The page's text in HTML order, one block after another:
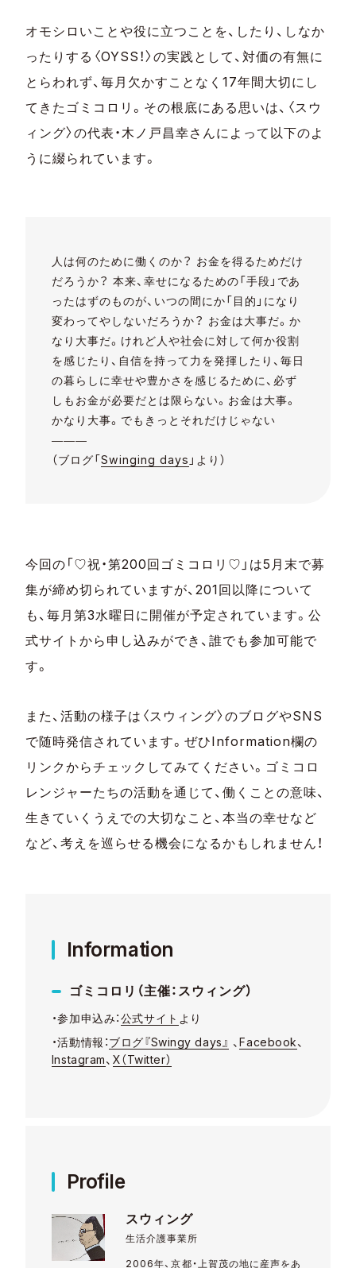
オモシロいことや役に立つことを、したり、しなか
ったりする〈OYSS！〉の実践として、対価の有無に
とらわれず、毎月欠かすことなく17年間大切にし
てきたゴミコロリ。その根底にある思いは、〈スウ
ィング〉の代表・木ノ戸昌幸さんによって以下のよ
うに綴られています。
人は何のために働くのか？ お金を得るためだけ
だろうか？ 本来、幸せになるための「手段」であ
ったはずのものが、いつの間にか「目的」になり
変わってやしないだろうか？ お金は大事だ。か
なり大事だ。けれど人や社会に対して何か役割
を感じたり、自信を持って力を発揮したり、毎日
の暮らしに幸せや豊かさを感じるために、必ず
しもお金が必要だとは限らない。お金は大事。
かなり大事。でもきっとそれだけじゃない
―――
（ブログ「Swinging days 」より）
今回の「♡祝・第200回ゴミコロリ♡」は5月末で募
集が締め切られていますが、201回以降について
も、毎月第3水曜日に開催が予定されています。公
式サイトから申し込みができ、誰でも参加可能で
す。
また、活動の様子は〈スウィング〉のブログやSNS
で随時発信されています。ぜひInformation欄の
リンクからチェックしてみてください。ゴミコロ
レンジャーたちの活動を通じて、働くことの意味、
生きていくうえでの大切なこと、本当の幸せなど
など、考えを巡らせる機会になるかもしれません！
Information
ゴミコロリ（主催：スウィング）
・参加申込み：公式サイト より
・活動情報：ブログ『Swingy days』 、Facebook、
Instagram、 X（Twitter）
Profile
スウィング
生活介護事業所
2006年、京都・上賀茂の地に産声をあ